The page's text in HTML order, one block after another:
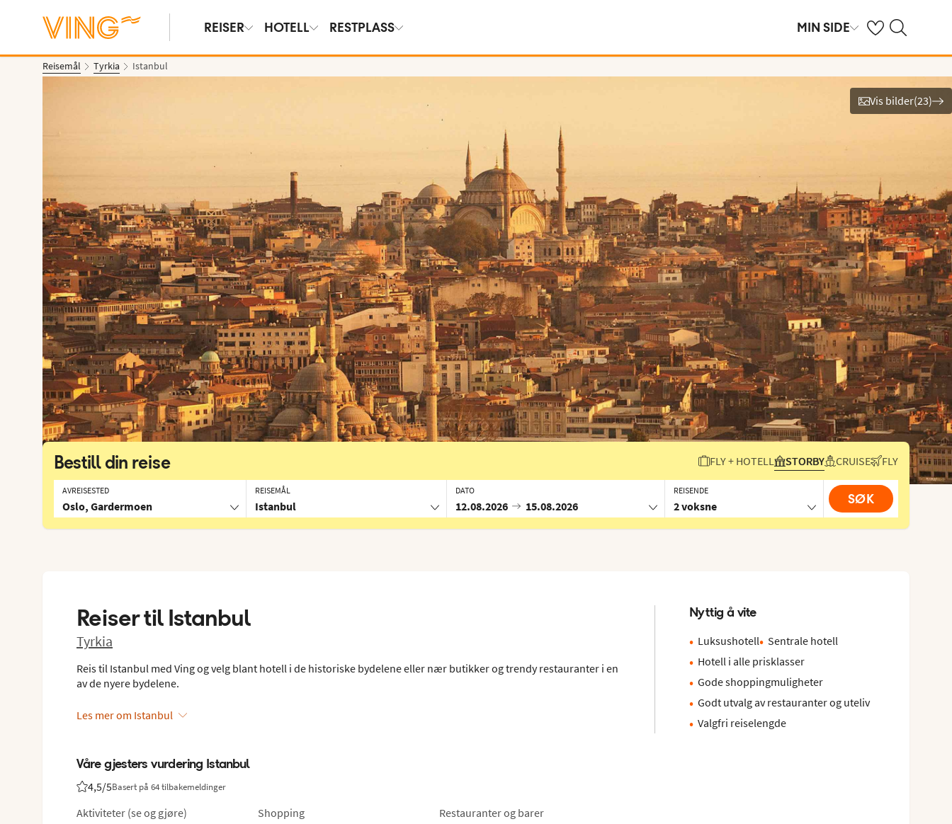
REISER HOTELL RESTPLASS MIN SIDE Se dine sparte
Søk på ving.no
Reisemål Tyrkia Istanbul
Vis bilder
Vis bilder(23)
Bestill din reise FLY + HOTELL STORBY CRUISE FLY
AVREISESTED
Oslo, Gardermoen
REISEMÅL
Istanbul
DATO
12.08.2026 15.08.2026
REISENDE
2 voksne SØK
Reiser til Istanbul
Tyrkia
Reis til Istanbul med Ving og velg blant hotell i de historiske bydelene eller nær butikker og trendy restauranter i en
av de nyere bydelene.
Les mer om Istanbul
Våre gjesters vurdering Istanbul
4,5/5 Basert på 64 tilbakemeldinger
Vurdering fra Vings gjester: 4.5/5
Aktiviteter (se og gjøre) Shopping Restauranter og barer
Nyttig å vite
Luksushotell
Sentrale hotell
Hotell i alle prisklasser
Gode shoppingmuligheter
Godt utvalg av restauranter og uteliv
Valgfri reiselengde